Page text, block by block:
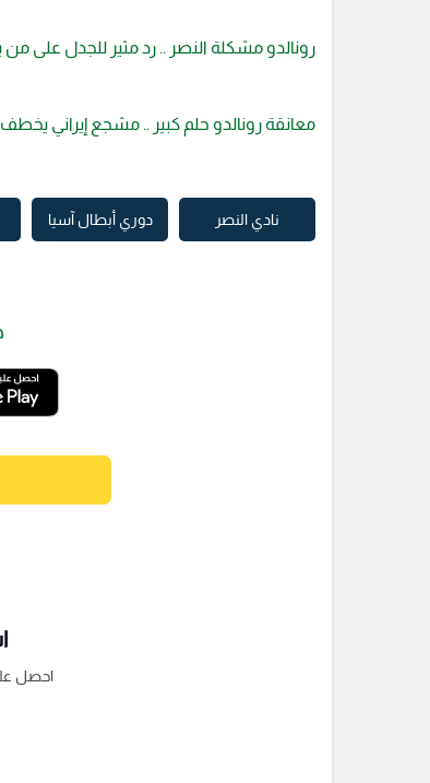
رونالدو مشكلة النصر .. رد مثير للجدل على من
معانقة رونالدو حلم كبير .. مشجع إيراني يخطف
نادي النصر دوري أبطال آسيا
احصل على